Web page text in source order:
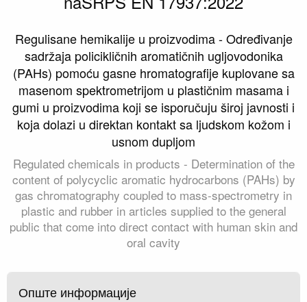
Regulisane hemikalije u proizvodima - Određivanje
sadržaja policikličnih aromatičnih ugljovodonika
(PAHs) pomoću gasne hromatografije kuplovane sa
masenom spektrometrijom u plastičnim masama i
gumi u proizvodima koji se isporučuju široj javnosti i
koja dolazi u direktan kontakt sa ljudskom kožom i
usnom dupljom
Regulated chemicals in products - Determination of the
content of polycyclic aromatic hydrocarbons (PAHs) by
gas chromatography coupled to mass-spectrometry in
plastic and rubber in articles supplied to the general
public that come into direct contact with human skin and
oral cavity
Опште информације